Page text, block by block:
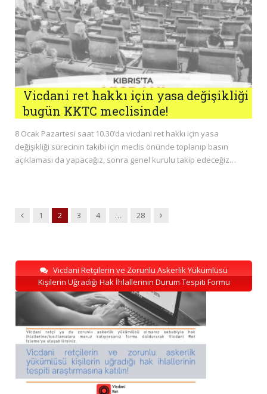
Vicdani ret hakkı için yasa değişikliği
bugün KKTC meclisinde!
8 Ocak Pazartesi saat 10.30’da vicdani ret hakkı için yasa
değişikliği sürecinin takibi için meclis önünde toplanıp basın
açıklaması da yapacağız, sonra genel kurulu takip edeceğiz…
Previous
1 2 3 4 … 28 Next
Vicdani Retçilerin ve Zorunlu Askerlik Yükümlüsü
Kişilerin Uğradığı Hak İhlallerinin Durum Tespiti Formu